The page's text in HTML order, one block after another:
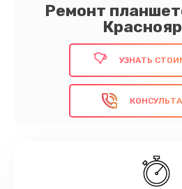
Ремонт
исключительно
частей, короткие сроки
предоставление гарантии
УЗНАТЬ